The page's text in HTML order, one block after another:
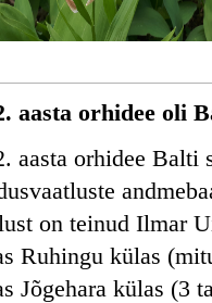
aasta orhidee oli
aasta orhidee Balti
on teinud Ilmar
Ruhingu külas
Jõgehara külas (3